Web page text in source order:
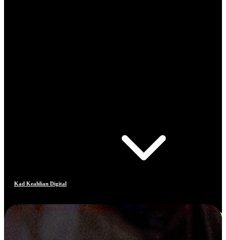
Kad Keahlian Digital